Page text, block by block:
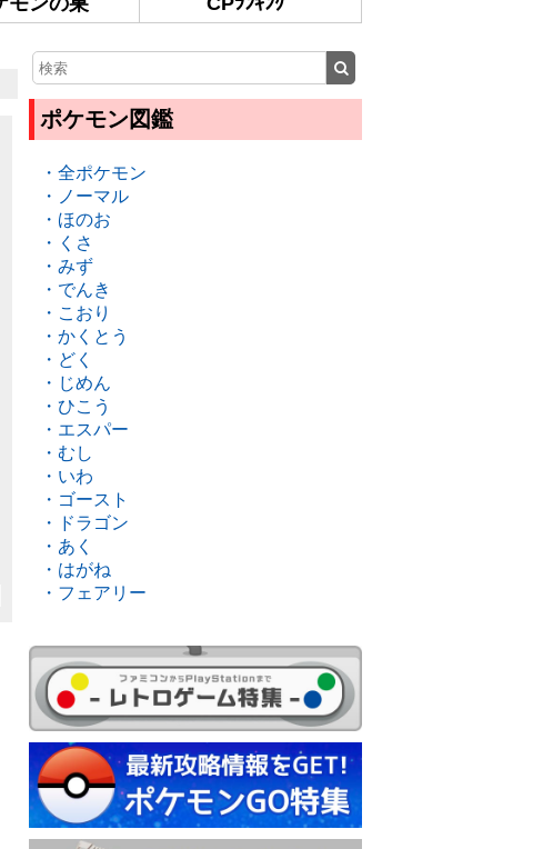
ポケモン図鑑
・全ポケモン
・ノーマル
・ほのお
・くさ
・みず
・でんき
・こおり
・かくとう
・どく
・じめん
・ひこう
・エスパー
・むし
・いわ
・ゴースト
・ドラゴン
・あく
・はがね
・フェアリー